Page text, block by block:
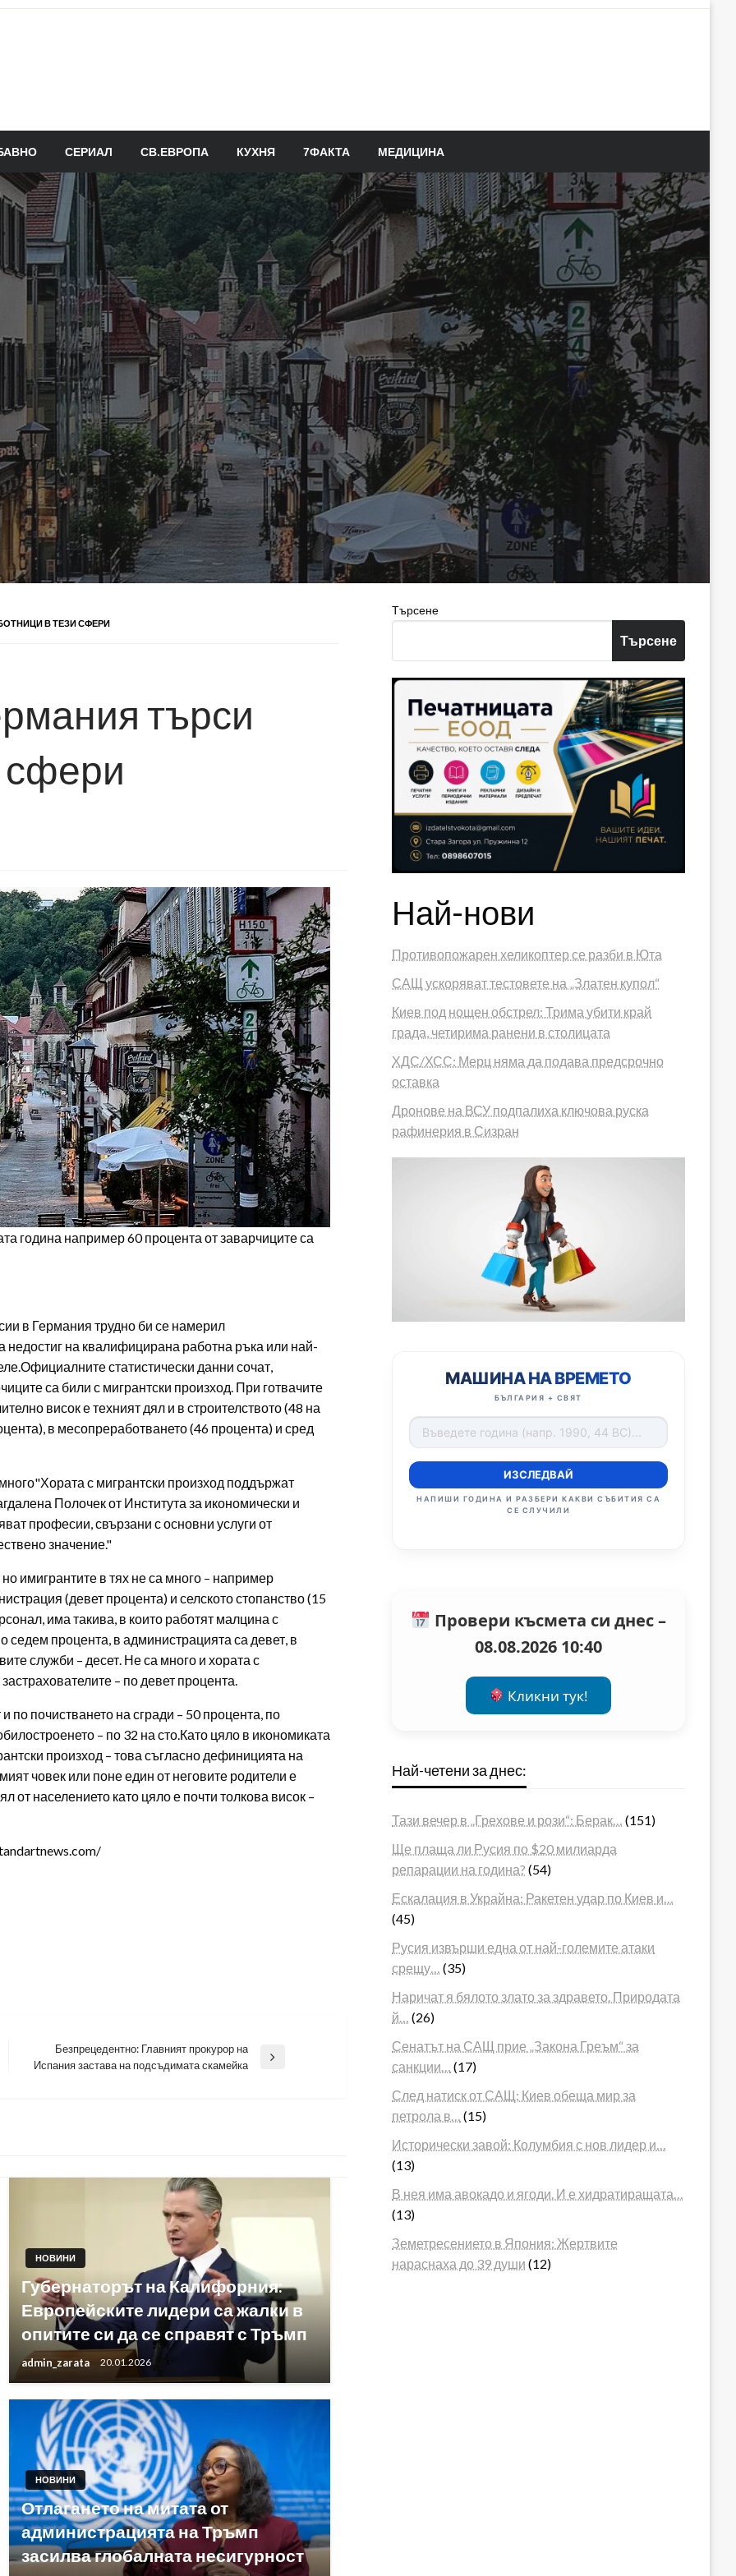
СЕРИАЛ СВ.ЕВРОПА КУХНЯ 7ФАКТА МЕДИЦИНА
В ТЕЗИ СФЕРИ
търси
сфери
година например 60 процента от заварчиците са
в Германия трудно би се намерил
недостиг на квалифицирана работна ръка или най-
статистически данни сочат,
са били с мигрантски произход. При готвачите
висок е техният дял и в строителството (48 на
в месопреработването (46 процента) и сред
с мигрантски произход поддържат
Полочек от Института за икономически и
професии, свързани с основни услуги от
значение."
имигрантите в тях не са много – например
(девет процента) и селското стопанство (15
има такива, в които работят малцина с
седем процента, в администрацията са девет, в
служби – десет. Не са много и хората с
– по девет процента.
по почистването на сгради – 50 процента, по
– по 32 на сто.Като цяло в икономиката
произход – това съгласно дефиницията на
човек или поне един от неговите родители е
от населението като цяло е почти толкова висок –
Next
Безпрецедентно: Главният прокурор на
Испания застава на подсъдимата скамейка
НОВИНИ
Губернаторът на Калифорния:
Европейските лидери са жалки в
опитите си да се справят с Тръмп
admin_zarata 20.01.2026
НОВИНИ
Отлагането на митата от
администрацията на Тръмп
засилва глобалната несигурност
Търсене
Търсене
Най-нови
Противопожарен хеликоптер се разби в Юта
САЩ ускоряват тестовете на „Златен купол“
Киев под нощен обстрел: Трима убити край
града, четирима ранени в столицата
ХДС/ХСС: Мерц няма да подава предсрочно
оставка
Дронове на ВСУ подпалиха ключова руска
рафинерия в Сизран
МАШИНА НА ВРЕМЕТО
БЪЛГАРИЯ + СВЯТ
ИЗСЛЕДВАЙ
НАПИШИ ГОДИНА И РАЗБЕРИ КАКВИ СЪБИТИЯ СА
СЕ СЛУЧИЛИ
Провери късмета си днес –
08.08.2026 10:40
Кликни тук!
Най-четени за днес:
Тази вечер в „Грехове и рози“: Берак…
(151)
Ще плаща ли Русия по $20 милиарда
репарации на година? (54)
Ескалация в Украйна: Ракетен удар по Киев и…
(45)
Русия извърши една от най-големите атаки
срещу…
(35)
Наричат я бялото злато за здравето. Природата
й…
(26)
Сенатът на САЩ прие „Закона Греъм“ за
санкции…
(17)
След натиск от САЩ: Киев обеща мир за
петрола в…
(15)
Исторически завой: Колумбия с нов лидер и…
(13)
В нея има авокадо и ягоди. И е хидратиращата…
(13)
Земетресението в Япония: Жертвите
нараснаха до 39 души (12)